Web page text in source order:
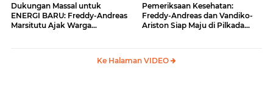
Dukungan Massal untuk
ENERGI BARU: Freddy-Andreas
Marsitutu Ajak Warga
Pemeriksaan Kesehatan:
Freddy-Andreas dan Vandiko-
Ariston Siap Maju di Pilkada
Ke Halaman VIDEO